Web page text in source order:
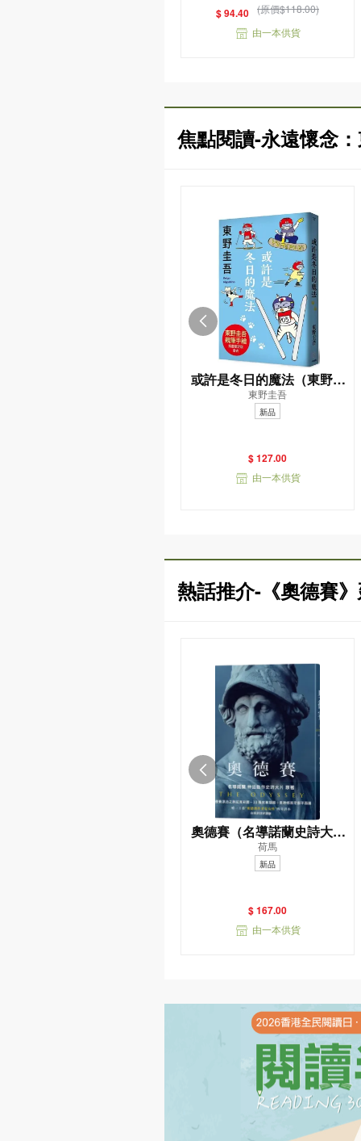
$ 94.40 (原價$118.00)
由一本供貨
焦點閱讀-永遠懷念
或許是冬日的魔法（東野圭
吾親自繪製貓咪插畫限定書
衣版）
東野圭吾
新品
$ 127.00
由一本供貨
熱話推介-《奧德賽
奧德賽（名導諾蘭史詩大片
原著，唯一主張（奧德賽作
者是女性）傳奇譯本）
荷馬
新品
$ 167.00
由一本供貨